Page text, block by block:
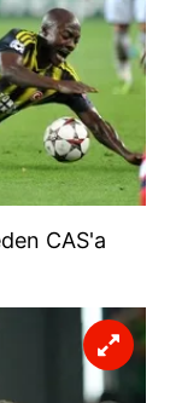
CAS'a